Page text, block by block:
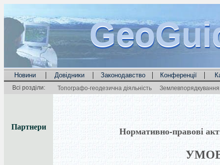
Новини | Довідники | Законодавство | Конференції |
Всі розділи: Топографо-геодезична діяльність
Партнери Нормативно-правові